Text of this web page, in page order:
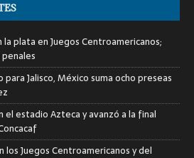
plata en Juegos Centroamericanos;
para Jalisco, México suma ocho preseas
el estadio Azteca y avanzó a la final
los Juegos Centroamericanos y del